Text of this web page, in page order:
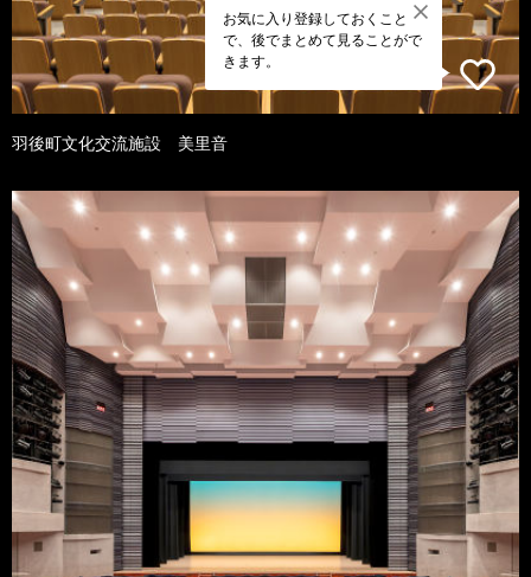
お気に入り登録しておくこと
で、後でまとめて見ることがで
きます。
羽後町文化交流施設 美里音